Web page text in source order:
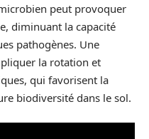
peut provoquer
diminuant la capacité
pathogènes. Une
la rotation et
qui favorisent la
biodiversité dans le sol.